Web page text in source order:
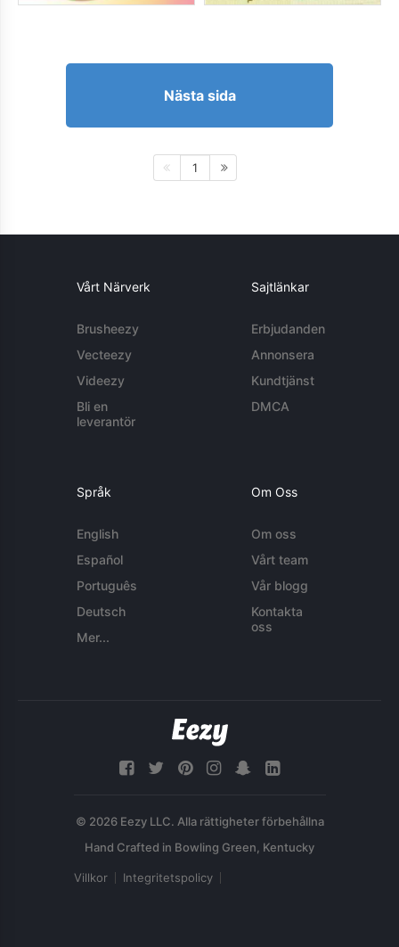
Nästa sida
1
Vårt Närverk
Brusheezy
Vecteezy
Videezy
Bli en
leverantör
Sajtlänkar
Erbjudanden
Annonsera
Kundtjänst
DMCA
Språk
English
Español
Português
Deutsch
Mer...
Om Oss
Om oss
Vårt team
Vår blogg
Kontakta
oss
© 2026 Eezy LLC. Alla rättigheter förbehållna
Villkor Integritetspolicy